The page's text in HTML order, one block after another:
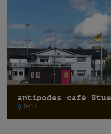
antipodes café Stue
Oslo